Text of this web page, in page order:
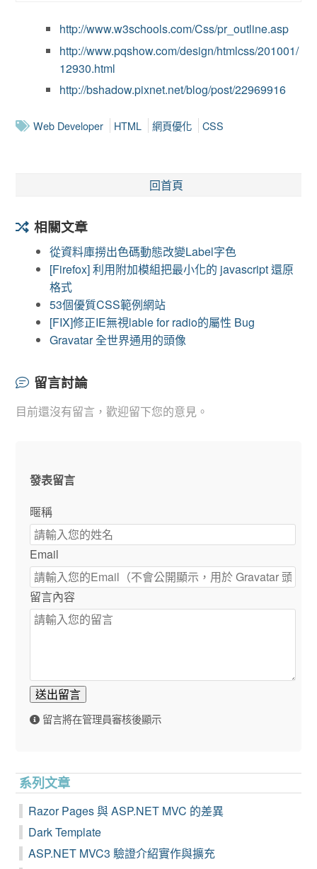
http://www.w3schools.com/Css/pr_outline.asp
http://www.pqshow.com/design/htmlcss/201001/
12930.html
http://bshadow.pixnet.net/blog/post/22969916
Web Developer HTML 網頁優化 CSS
回首頁
相關文章
從資料庫撈出色碼動態改變Label字色
[Firefox] 利用附加模組把最小化的 javascript 還原
格式
53個優質CSS範例網站
[FIX]修正IE無視lable for radio的屬性 Bug
Gravatar 全世界通用的頭像
留言討論
目前還沒有留言，歡迎留下您的意見。
發表留言
暱稱
Email
留言內容
送出留言
留言將在管理員審核後顯示
系列文章
Razor Pages 與 ASP.NET MVC 的差異
Dark Template
ASP.NET MVC3 驗證介紹實作與擴充